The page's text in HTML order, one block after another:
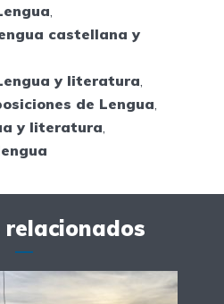
castellana y
y literatura
de Lengua
y literatura